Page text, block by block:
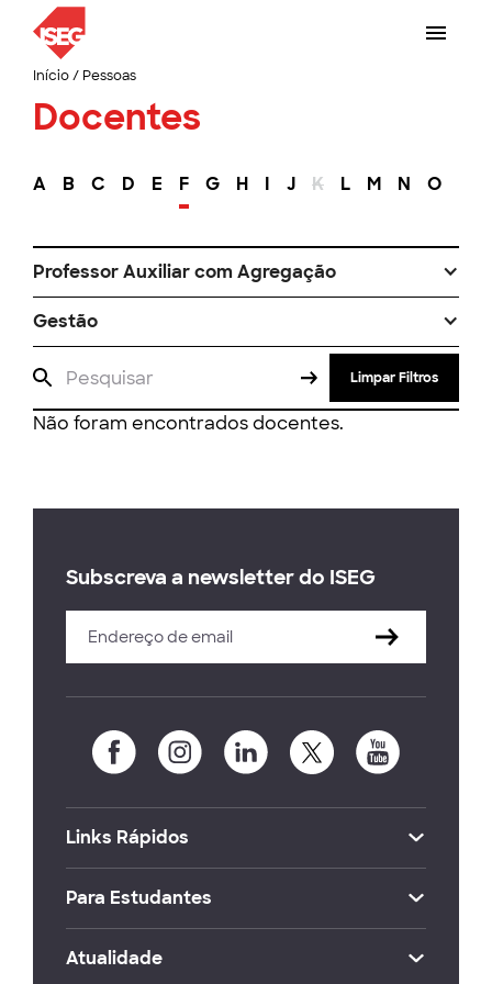
Início/ Pessoas
Docentes
A B C D E F G H I J K L M N O
Professor Auxiliar com Agregação
Gestão
Limpar Filtros
Não foram encontrados docentes.
Subscreva a newsletter do ISEG
Links Rápidos
Para Estudantes
Atualidade